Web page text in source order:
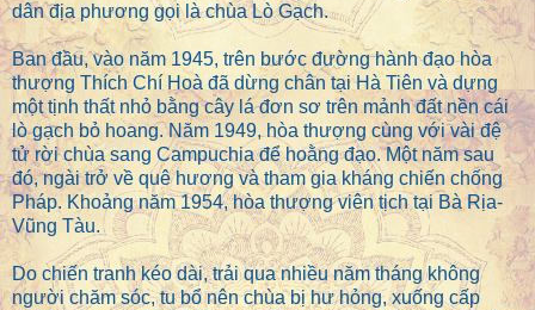
dân địa phương gọi là chùa Lò Gạch.
Ban đầu, vào năm 1945, trên bước đường hành đạo hòa
thượng Thích Chí Hoà đã dừng chân tại Hà Tiên và dựng
một tịnh thất nhỏ bằng cây lá đơn sơ trên mảnh đất nền cái
lò gạch bỏ hoang. Năm 1949, hòa thượng cùng với vài đệ
tử rời chùa sang Campuchia để hoằng đạo. Một năm sau
đó, ngài trở về quê hương và tham gia kháng chiến chống
Pháp. Khoảng năm 1954, hòa thượng viên tịch tại Bà Rịa-
Vũng Tàu.
Do chiến tranh kéo dài, trải qua nhiều năm tháng không
người chăm sóc, tu bổ nên chùa bị hư hỏng, xuống cấp